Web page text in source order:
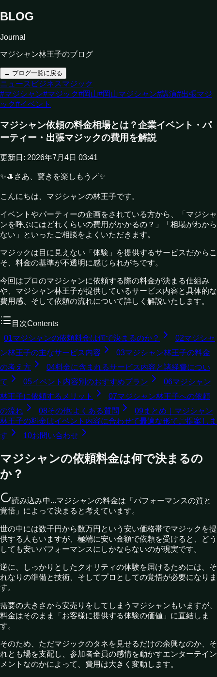
BLOG
Journal
マジシャン林王子のブログ
← ブログ一覧に戻る
ニュース ビジネスマジック
#マジシャン#マジック#岡山#岡山マジシャン#講演#出張マジ
ック#イベント
マジシャン依頼の料金相場とは？企業イベント・パ
ーティー・出張マジックの費用を解説
更新日: 2026年7月4日 03:41
✨🎩さあ、驚きを楽しもう🪄✨
こんにちは、マジシャンの林王子です。
イベントやパーティーの企画をされている方から、「マジシャ
ンを呼ぶにはどれくらいの費用がかかるの？」「相場がわから
ない」といったご相談をよくいただきます。
マジックは目に見えない「体験」を提供するサービスだからこ
そ、料金の基準が不透明に感じられがちです。
今回はプロのマジシャンに依頼する際の料金が決まる仕組み
や、マジシャン林王子が提供しているサービス内容と具体的な
費用感、そして依頼の流れについて詳しく解説いたします。
目次Contents
01マジシャンの依頼料金は何で決まるのか？ 02マジシャ
ン林王子の主なサービス内容
03マジシャン林王子の料金
の考え方
04料金に含まれるサービス内容と諸経費につい
て
05イベント内容別のおすすめプラン 06マジシャン
林王子に依頼するメリット
07マジシャン林王子への依頼
の流れ
08その他:よくある質問 09まとめ｜マジシャン
林王子の料金はイベント内容に合わせて最適な形でご提案しま
す
10お問い合わせ
マジシャンの依頼料金は何で決まるの
か？
読み込み中...マジシャンの料金は「パフォーマンスの質と
覚悟」によって決まると考えています。
世の中には数千円から数万円という安い価格帯でマジックを提
供する人もいますが、極端に安い金額で依頼を受けると、どう
しても安いパフォーマンスにしかならないのが現実です。
逆に、しっかりとしたクオリティの体験を届けるためには、そ
れなりの準備と技術、そしてプロとしての覚悟が必要になりま
す。
需要の大きさから安売りをしてしまうマジシャンもいますが、
料金はそのまま「お客様に提供する体験の価値」に直結しま
す。
そのため、ただマジックのタネを見せるだけの余興なのか、そ
れとも場を支配し、参加者全員の感情を動かすエンターテイン
メントなのかによって、費用は大きく変動します。